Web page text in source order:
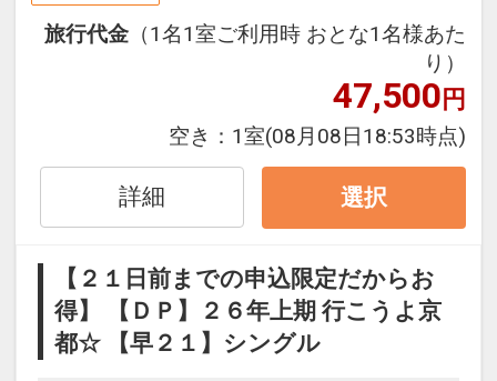
３０日前までのご予約でお得に宿泊！
早期予約限定！３０日前までのご予約が
※本プランは３０日前までの受付限定で
２９日前以降の宿泊条件の変更（部屋、
件・内容 等）はできません。
ホテルポイント
旅行代金 （1名1室ご利用時 おとな1名様あた
り）
47,500円
空き： 1室(08月08日18:53時点)
詳細 選択
【２１日前までの申込限定だからお
得】 【ＤＰ】２６年上期 行こうよ京
都☆ 【早２１】シングル